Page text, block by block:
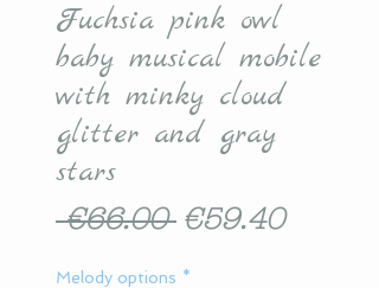
Fuchsia pink owl
baby musical mobile
with minky cloud
glitter and gray
stars
€66.00 Regular
€59.40Sale
Melody options *